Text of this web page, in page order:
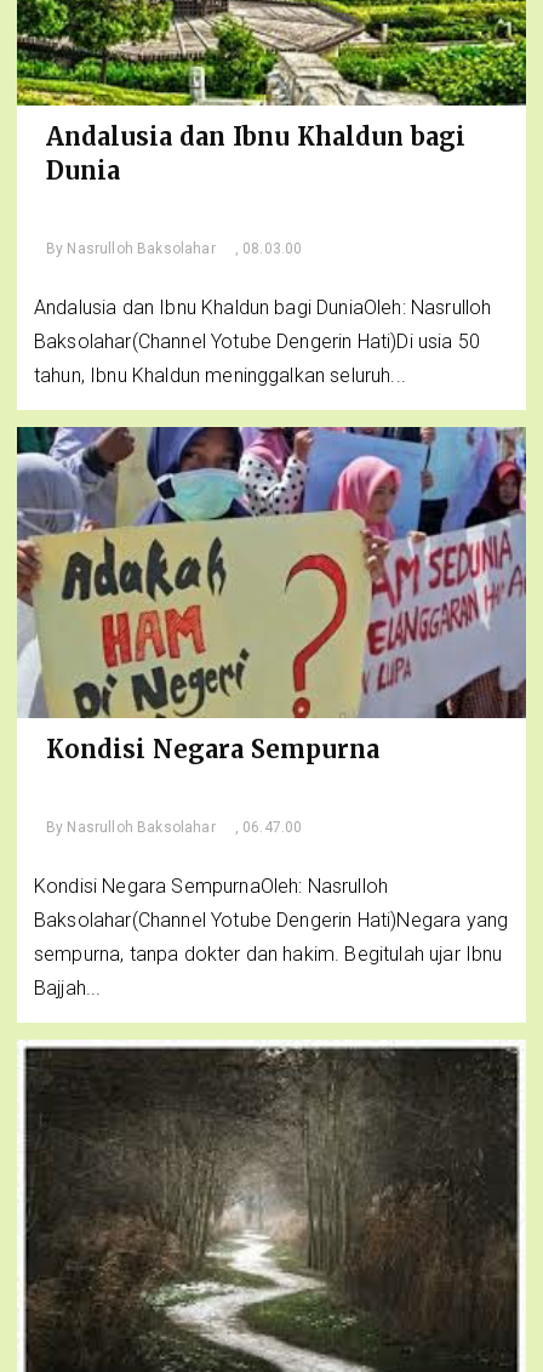
Andalusia dan Ibnu Khaldun bagi
Dunia
By Nasrulloh Baksolahar , 08.03.00
Andalusia dan Ibnu Khaldun bagi DuniaOleh: Nasrulloh
Baksolahar(Channel Yotube Dengerin Hati)Di usia 50
tahun, Ibnu Khaldun meninggalkan seluruh...
Kondisi Negara Sempurna
By Nasrulloh Baksolahar , 06.47.00
Kondisi Negara SempurnaOleh: Nasrulloh
Baksolahar(Channel Yotube Dengerin Hati)Negara yang
sempurna, tanpa dokter dan hakim. Begitulah ujar Ibnu
Bajjah...